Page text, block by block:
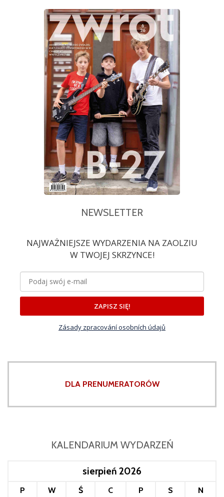
NEWSLETTER
NAJWAŻNIEJSZE WYDARZENIA NA ZAOLZIU
W TWOJEJ SKRZYNCE!
ZAPISZ SIĘ!
Zásady zpracování osobních údajů
DLA PRENUMERATORÓW
KALENDARIUM WYDARZEŃ
sierpień 2026
P W Ś C P S
N